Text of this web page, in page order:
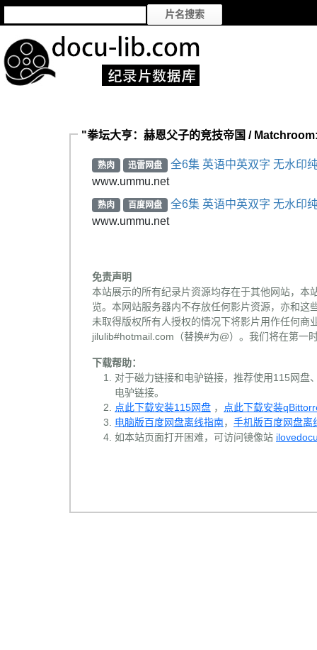
"拳坛大亨：赫恩父子的竞技帝国 /
熟肉 迅雷网盘
全6集 英语中英双字 无水印
www.ummu.net
熟肉 百度网盘
全6集 英语中英双字 无水印
www.ummu.net
免责声明
本站展示的所有纪录片资源均存在于其他网站，本
览。本网站服务器内不存放任何影片资源，亦和
未取得版权所有人授权的情况下将影片用作任何
jilulib#hotmail.com（替换#为@）。我们将在第一
下载帮助：
对于磁力链接和电驴链接，推荐使用115网盘
电驴链接。
点此下载安装115网盘 ，
点此下载安装
电脑版百度网盘离线指南， 手机版百度网盘离
如本站页面打开困难，可访问镜像站